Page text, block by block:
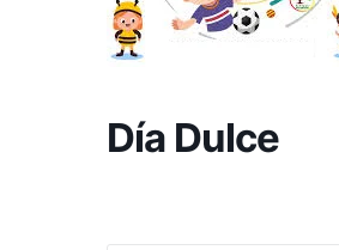
Día Dulce